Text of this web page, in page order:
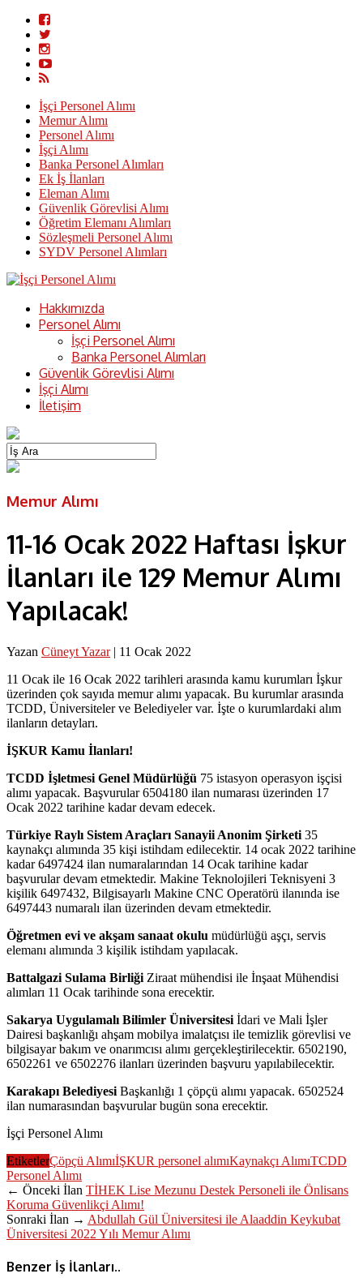
İşçi Personel Alımı
Memur Alımı
Personel Alımı
İşçi Alımı
Banka Personel Alımları
Ek İş İlanları
Eleman Alımı
Güvenlik Görevlisi Alımı
Öğretim Elemanı Alımları
Sözleşmeli Personel Alımı
SYDV Personel Alımları
Hakkımızda
Personel Alımı
İşçi Personel Alımı
Banka Personel Alımları
Güvenlik Görevlisi Alımı
İşçi Alımı
İletişim
Memur Alımı
11-16 Ocak 2022 Haftası İşkur
İlanları ile 129 Memur Alımı
Yapılacak!
Yazan Cüneyt Yazar| 11 Ocak 2022
11 Ocak ile 16 Ocak 2022 tarihleri arasında kamu kurumları İşkur
üzerinden çok sayıda memur alımı yapacak. Bu kurumlar arasında
TCDD, Üniversiteler ve Belediyeler var. İşte o kurumlardaki alım
ilanların detayları.
İŞKUR Kamu İlanları!
TCDD İşletmesi Genel Müdürlüğü 75 istasyon operasyon işçisi
alımı yapacak. Başvurular 6504180 ilan numarası üzerinden 17
Ocak 2022 tarihine kadar devam edecek.
Türkiye Raylı Sistem Araçları Sanayii Anonim Şirketi 35
kaynakçı alımında 35 kişi istihdam edilecektir. 14 ocak 2022 tarihine
kadar 6497424 ilan numaralarından 14 Ocak tarihine kadar
başvurular devam etmektedir. Makine Teknolojileri Teknisyeni 3
kişilik 6497432, Bilgisayarlı Makine CNC Operatörü ilanında ise
6497443 numaralı ilan üzerinden devam etmektedir.
Öğretmen evi ve akşam sanaat okulu müdürlüğü aşçı, servis
elemanı alımında 3 kişilik istihdam yapılacak.
Battalgazi Sulama Birliği Ziraat mühendisi ile İnşaat Mühendisi
alımları 11 Ocak tarihinde sona erecektir.
Sakarya Uygulamalı Bilimler Üniversitesi İdari ve Mali İşler
Dairesi başkanlığı ahşam mobilya imalatçısı ile temizlik görevlisi ve
bilgisayar bakım ve onarımcısı alımı gerçekleştirilecektir. 6502190,
6502261 ve 6502276 ilanları üzerinden başvuru yapılabilecektir.
Karakapı Belediyesi Başkanlığı 1 çöpçü alımı yapacak. 6502524
ilan numarasından başvurular bugün sona erecektir.
İşçi Personel Alımı
EtiketlerÇöpçü AlımıİŞKUR personel alımıKaynakçı AlımıTCDD
Personel Alımı
← Önceki İlan TİHEK Lise Mezunu Destek Personeli ile Önlisans
Koruma Güvenlikçi Alımı!
Sonraki İlan → Abdullah Gül Üniversitesi ile Alaaddin Keykubat
Üniversitesi 2022 Yılı Memur Alımı
Benzer İş İlanları..